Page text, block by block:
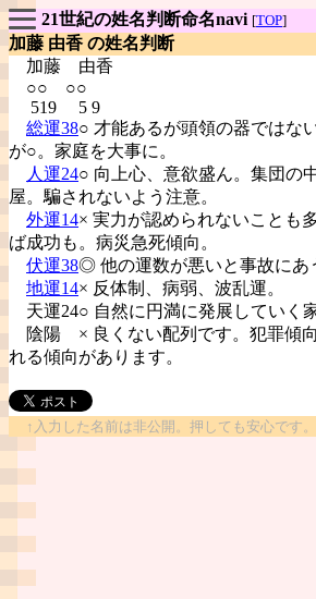
21世紀の姓名判断命名navi [TOP]
加藤 由香 の姓名判断
加藤 由香
○○ ○○
519 5 9
総運38○ 才能あるが頭領の器ではな
が○。家庭を大事に。
人運24○ 向上心、意欲盛ん。集団の
屋。騙されないよう注意。
外運14× 実力が認められないことも
ば成功も。病災急死傾向。
伏運38◎ 他の運数が悪いと事故にあ
地運14× 反体制、病弱、波乱運。
天運24○ 自然に円満に発展していく家
陰陽 × 良くない配列です。犯罪傾
れる傾向があります。
↑入力した名前は非公開。押しても安心です。